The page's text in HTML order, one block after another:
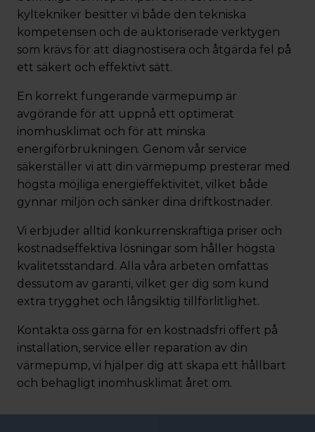
kyltekniker besitter vi både den tekniska
kompetensen och de auktoriserade verktygen
som krävs för att diagnostisera och åtgärda fel på
ett säkert och effektivt sätt.
En korrekt fungerande värmepump är
avgörande för att uppnå ett optimerat
inomhusklimat och för att minska
energiförbrukningen. Genom vår service
säkerställer vi att din värmepump presterar med
högsta möjliga energieffektivitet, vilket både
gynnar miljön och sänker dina driftkostnader.
Vi erbjuder alltid konkurrenskraftiga priser och
kostnadseffektiva lösningar som håller högsta
kvalitetsstandard. Alla våra arbeten omfattas
dessutom av garanti, vilket ger dig som kund
extra trygghet och långsiktig tillförlitlighet.
Kontakta oss gärna för en kostnadsfri offert på
installation, service eller reparation av din
värmepump, vi hjälper dig att skapa ett hållbart
och behagligt inomhusklimat året om.